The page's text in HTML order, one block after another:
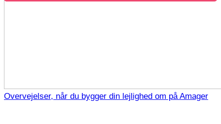
Overvejelser, når du bygger din lejlighed om på Amager